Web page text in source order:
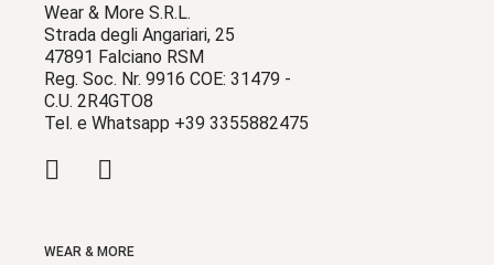
Wear & More S.R.L.
Strada degli Angariari, 25
47891 Falciano RSM
Reg. Soc. Nr. 9916 COE: 31479 -
C.U. 2R4GTO8
Tel. e Whatsapp +39 3355882475
WEAR & MORE